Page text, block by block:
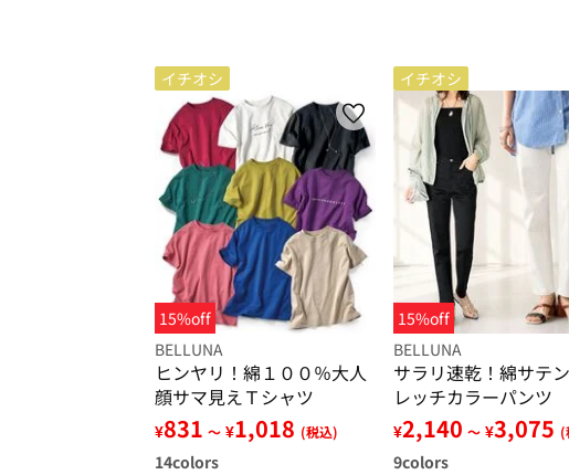
イチオシ
15%off
BELLUNA
ヒンヤリ！綿１００％大人
顔サマ見えＴシャツ
¥831 ～ ¥1,018 (税込)
14colors
イチオシ
15%off
BELLUNA
サラリ速乾！綿サテ
レッチカラーパンツ
¥2,140 ～ ¥3,075 (
9colors